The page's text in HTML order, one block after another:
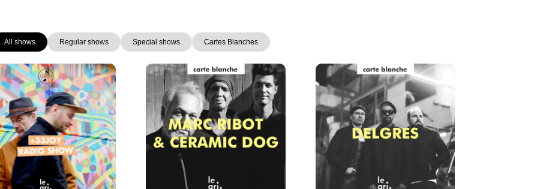
All shows Regular shows Special shows Cartes Blanches
PagePagePage Page Page